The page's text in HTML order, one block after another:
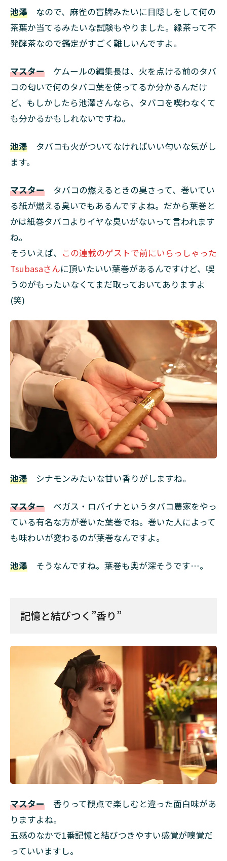
池澤 なので、麻雀の盲牌みたいに目隠しをして何の
茶葉か当てるみたいな試験もやりました。緑茶って不
発酵茶なので鑑定がすごく難しいんですよ。
マスター ケムールの編集長は、火を点ける前のタバ
コの匂いで何のタバコ葉を使ってるか分かるんだけ
ど、もしかしたら池澤さんなら、タバコを喫わなくて
も分かるかもしれないですね。
池澤 タバコも火がついてなければいい匂いな気がし
ます。
マスター タバコの燃えるときの臭さって、巻いてい
る紙が燃える臭いでもあるんですよね。だから葉巻と
かは紙巻タバコよりイヤな臭いがないって言われます
ね。
そういえば、 この連載のゲストで前にいらっしゃった
Tsubasaさんに頂いたいい葉巻があるんですけど、喫
うのがもったいなくてまだ取っておいてありますよ
(笑)
池澤 シナモンみたいな甘い香りがしますね。
マスター ベガス・ロバイナというタバコ農家をやっ
ている有名な方が巻いた葉巻でね。巻いた人によって
も味わいが変わるのが葉巻なんですよ。
池澤 そうなんですね。葉巻も奥が深そうです…。
記憶と結びつく”香り”
マスター 香りって観点で楽しむと違った面白味があ
りますよね。
五感のなかで1番記憶と結びつきやすい感覚が嗅覚だ
っていいますし。